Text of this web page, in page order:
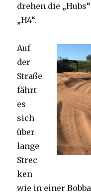
drehen die
„H4“.
Auf
der
Straße
fährt
es
sich
über
lange
Strec
ken
wie in einer